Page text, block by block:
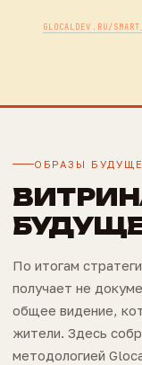
GLOCALDEV.RU/
ОБРАЗЫ
По итогам
получает не
общее видение,
жители. Здесь
методологией